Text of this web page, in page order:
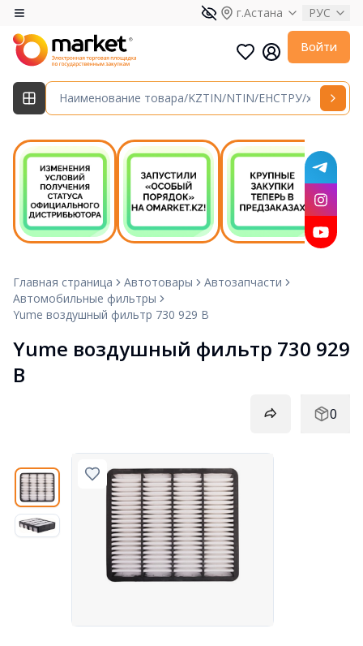
г.Астана РУС
Войти
Главная страница Автотовары
Автозапчасти
Автомобильные фильтры
Yume воздушный фильтр 730 929 B
Yume воздушный фильтр 730 929
B
0